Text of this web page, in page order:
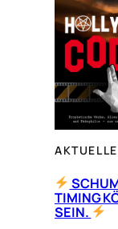
TIMING
SEIN.